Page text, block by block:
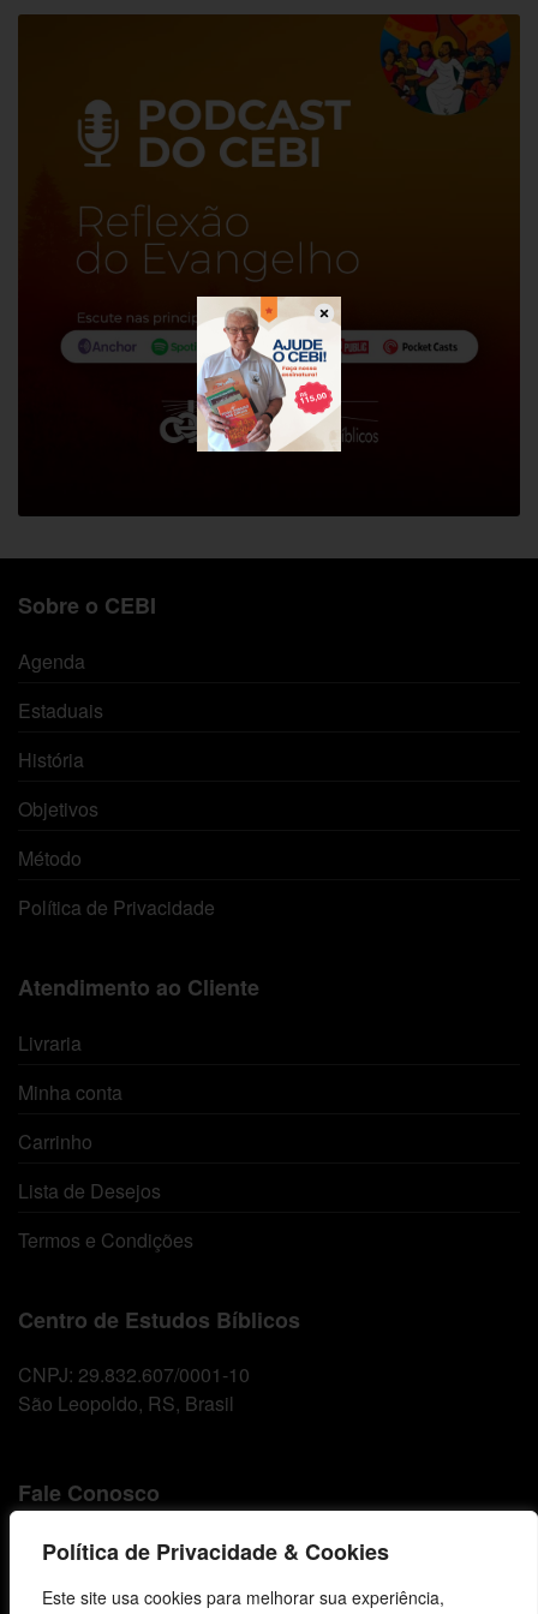
Política de Privacidade & Cookies
Este site usa cookies para melhorar sua experiência,
Sobre o CEBI
Agenda
Estaduais
História
Objetivos
Método
Política de Privacidade
Atendimento ao Cliente
Livraria
Minha conta
Carrinho
Lista de Desejos
Termos e Condições
Centro de Estudos Bíblicos
CNPJ: 29.832.607/0001-10
São Leopoldo, RS, Brasil
Fale Conosco
E-mails
comunicacao@cebi.org.br